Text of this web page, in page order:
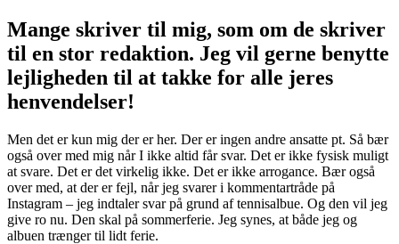
Mange skriver til mig, som om de skriver
til en stor redaktion. Jeg vil gerne benytte
lejligheden til at takke for alle jeres
henvendelser!
Men det er kun mig der er her. Der er ingen andre ansatte pt. Så bær
også over med mig når I ikke altid får svar. Det er ikke fysisk muligt
at svare. Det er det virkelig ikke. Det er ikke arrogance. Bær også
over med, at der er fejl, når jeg svarer i kommentartråde på
Instagram – jeg indtaler svar på grund af tennisalbue. Og den vil jeg
give ro nu. Den skal på sommerferie. Jeg synes, at både jeg og
albuen trænger til lidt ferie.